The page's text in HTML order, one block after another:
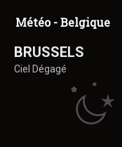
Météo - Belgique
BRUSSELS
Ciel Dégagé